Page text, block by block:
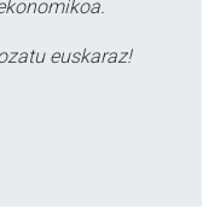
euskaraz!